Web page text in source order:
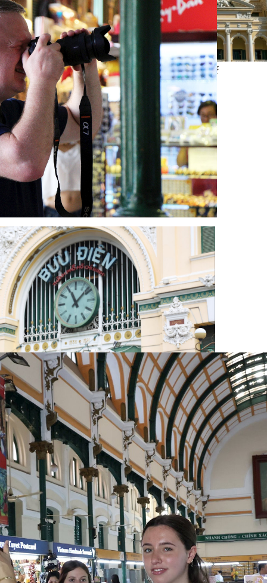
胡志明市人民委员会总部是本市具有代表
性的古典建筑之一。图自越通社